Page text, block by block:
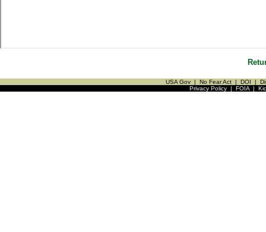
USA Gov | No Fear Act | DOI |
Privacy Policy| FOIA|